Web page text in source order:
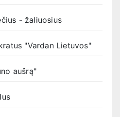
- žaliuosius
"Vardan Lietuvos"
aušrą"